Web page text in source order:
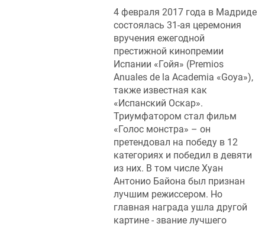
4 февраля 2017 года в Мадриде
состоялась 31-ая церемония
вручения ежегодной
престижной кинопремии
Испании «Гойя» (Premios
Anuales de la Academia «Goya»),
также известная как
«Испанский Оскар».
Триумфатором стал фильм
«Голос монстра» – он
претендовал на победу в 12
категориях и победил в девяти
из них. В том числе Хуан
Антонио Байона был признан
лучшим режиссером. Но
главная награда ушла другой
картине - звание лучшего